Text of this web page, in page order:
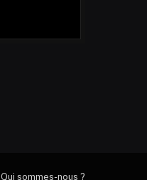
Qui sommes-nous ?